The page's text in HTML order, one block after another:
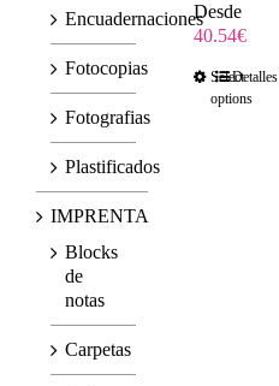
Desde
40.54€
Select
options
Detalles
Encuadernaciones
Fotocopias
Fotografias
Plastificados
IMPRENTA
Blocks
de
notas
Carpetas